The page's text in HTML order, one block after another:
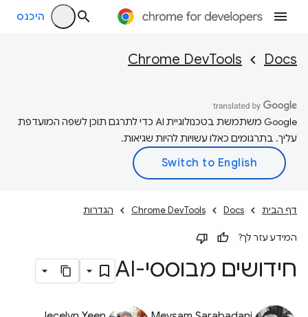
היכנס
Docs
Chrome DevTools
‫Google משתמשת בטכנולוגיית AI כדי לתרגם תוכן לשפה המועדפת
עליך. בתרגומים כאלו עשויות להיות שגיאות.
דף הבית Docs
Chrome DevTools הגדרות
המידע עזר לך?
חידושים מבוססי-AI